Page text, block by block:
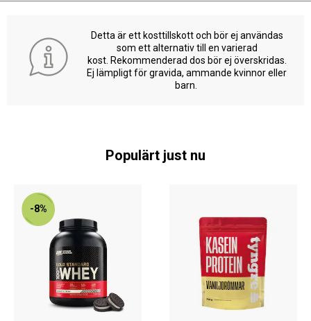
Detta är ett kosttillskott och bör ej användas
som ett alternativ till en varierad
kost. Rekommenderad dos bör ej överskridas.
Ej lämpligt för gravida, ammande kvinnor eller
barn.
Populärt just nu
-8%